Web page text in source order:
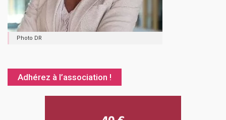
Photo DR
Adhérez à l’association !